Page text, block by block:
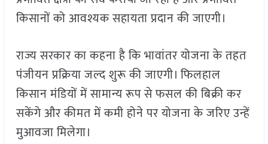
किसानों को आवश्यक सहायता प्रदान की जाएगी।
राज्य सरकार का कहना है कि भावांतर योजना के तहत
पंजीयन प्रक्रिया जल्द शुरू की जाएगी। फिलहाल
किसान मंडियों में सामान्य रूप से फसल की बिक्री कर
सकेंगे और कीमत में कमी होने पर योजना के जरिए उन्हें
मुआवजा मिलेगा।